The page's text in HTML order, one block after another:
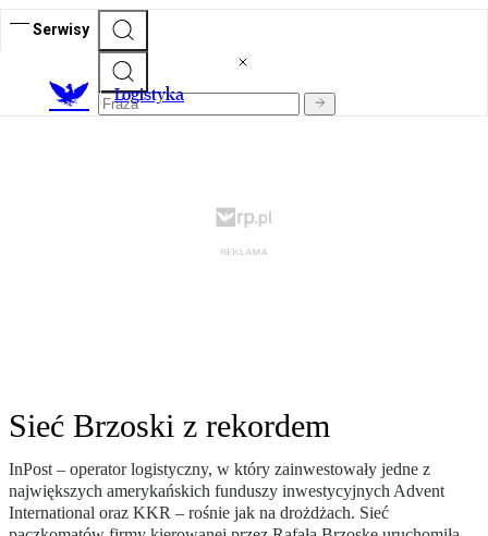
Serwisy
Logistyka
Sieć Brzoski z rekordem
InPost – operator logistyczny, w który zainwestowały jedne z
największych amerykańskich funduszy inwestycyjnych Advent
International oraz KKR – rośnie jak na drożdżach. Sieć